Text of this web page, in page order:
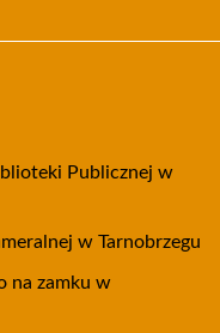
Publicznej w
w Tarnobrzegu
na zamku w